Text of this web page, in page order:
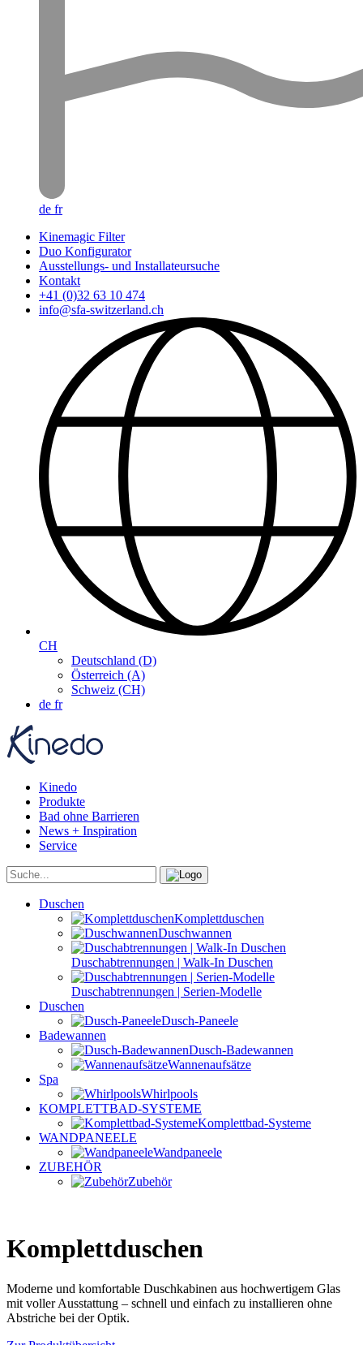
de fr
Kinemagic Filter
Duo Konfigurator
Ausstellungs- und Installateursuche
Kontakt
+41 (0)32 63 10 474
info@sfa-switzerland.ch
CH
Deutschland (D)
Österreich (A)
Schweiz (CH)
de fr
Kinedo
Produkte
Bad ohne Barrieren
News + Inspiration
Service
Duschen
Komplettduschen
Duschwannen
Duschabtrennungen | Walk-In Duschen
Duschabtrennungen | Serien-Modelle
Duschen
Dusch-Paneele
Badewannen
Dusch-Badewannen
Wannenaufsätze
Spa
Whirlpools
KOMPLETTBAD-SYSTEME
Komplettbad-Systeme
WANDPANEELE
Wandpaneele
ZUBEHÖR
Zubehör
Komplettduschen
Moderne und komfortable Duschkabinen aus hochwertigem Glas
mit voller Ausstattung – schnell und einfach zu installieren ohne
Abstriche bei der Optik.